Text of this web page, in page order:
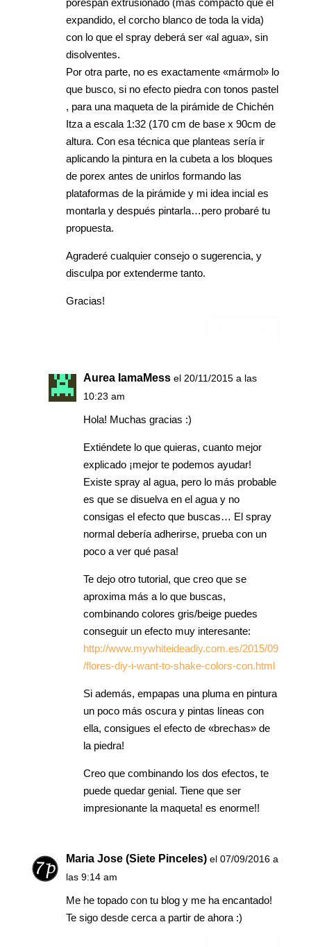
porespán extrusionado (más compacto que el
expandido, el corcho blanco de toda la vida)
con lo que el spray deberá ser «al agua», sin
disolventes.
Por otra parte, no es exactamente «mármol» lo
que busco, si no efecto piedra con tonos pastel
, para una maqueta de la pirámide de Chichén
Itza a escala 1:32 (170 cm de base x 90cm de
altura. Con esa técnica que planteas sería ir
aplicando la pintura en la cubeta a los bloques
de porex antes de unirlos formando las
plataformas de la pirámide y mi idea incial es
montarla y después pintarla…pero probaré tu
propuesta.
Agraderé cualquier consejo o sugerencia, y
disculpa por extenderme tanto.
Gracias!
Aurea IamaMess el 20/11/2015 a las
10:23 am
Hola! Muchas gracias :)
Extiéndete lo que quieras, cuanto mejor
explicado ¡mejor te podemos ayudar!
Existe spray al agua, pero lo más probable
es que se disuelva en el agua y no
consigas el efecto que buscas… El spray
normal debería adherirse, prueba con un
poco a ver qué pasa!
Te dejo otro tutorial, que creo que se
aproxima más a lo que buscas,
combinando colores gris/beige puedes
conseguir un efecto muy interesante:
http://www.mywhiteideadiy.com.es/2015/09
/flores-diy-i-want-to-shake-colors-con.html
Si además, empapas una pluma en pintura
un poco más oscura y pintas líneas con
ella, consigues el efecto de «brechas» de
la piedra!
Creo que combinando los dos efectos, te
puede quedar genial. Tiene que ser
impresionante la maqueta! es enorme!!
Maria Jose (Siete Pinceles) el 07/09/2016 a
las 9:14 am
Me he topado con tu blog y me ha encantado!
Te sigo desde cerca a partir de ahora :)